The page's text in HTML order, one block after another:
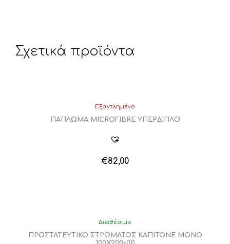
Σχετικά προϊόντα
Εξαντλημένο
ΠΑΠΛΩΜΑ MICROFIBRE ΥΠΕΡΔΙΠΛΟ
€82,00
Διαθέσιμο
ΠΡΟΣΤΑΤΕΥΤΙΚΟ ΣΤΡΩΜΑΤΟΣ ΚΑΠΙΤΟΝΕ ΜΟΝΟ